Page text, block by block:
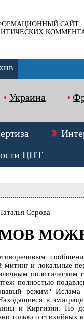
САЙТ
Украина
ЦПТ
Серова
и локальные
политическим
полностью
режим" Ислама
в
и Киргизии. Но
только о стихийных